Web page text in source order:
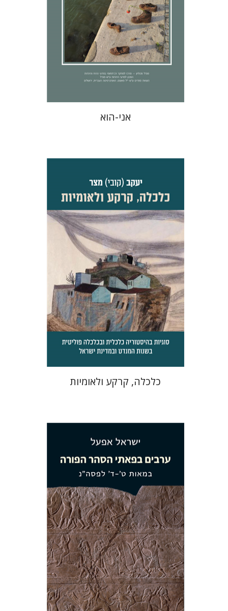
הנחת אתר ספר מודפס
$32
אני-הוא
יעקב (קובי) מצר
הנחת אתר ספר מודפס
$35
$32
כלכלה, קרקע ולאומיות
ישראל אפעל
הנחת אתר ספר מודפס
$42
$38